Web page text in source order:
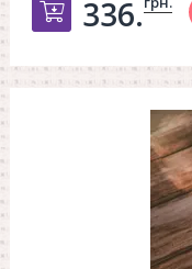
Добавить в
336.